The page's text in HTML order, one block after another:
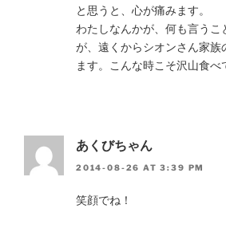
と思うと、心が痛みます。
わたしなんかが、何も言うこ
が、遠くからシオンさん家族
ます。こんな時こそ沢山食べ
あくびちゃん
2014-08-26 AT 3:39 PM
笑顔でね！